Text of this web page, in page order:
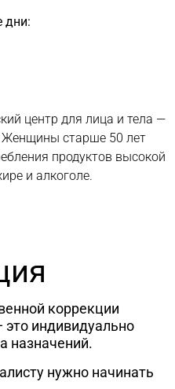
дни:
центр для лица и тела —
Женщины старше 50 лет
продуктов высокой
и алкоголе.
коррекции
это индивидуально
назначений.
нужно начинать